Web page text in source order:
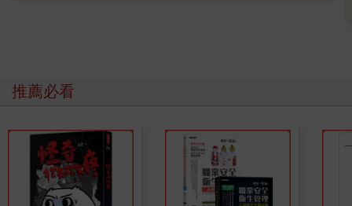
free style現場的嘻哈活動，大概參加了四、五次活動後，他開始
嘗試做一些自創饒舌音樂，平常他也喜歡聽饒舌，有了這個特別
2025年二月，向理來與另一位ＡＶ男優「北山??」一起組了自己
的獨立樂團，團名為「奶頭男孩THEBEACHKUBOYZ」，因為希
望能帶點調皮的情色暗示，加上兩人都是ＡＶ男優，且敏感帶都
是乳頭，便決定使用這個名字。
推薦必看